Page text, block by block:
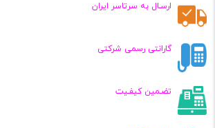
ارسـال به سرتاسر ایران
گارانتی رسمی شرکتی
تضـمین کیفـیت